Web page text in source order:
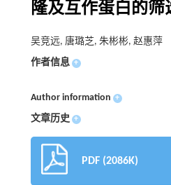
隆及互作蛋白的筛
吴竞远, 唐璐芝, 朱彬彬, 赵惠萍
作者信息 +
Author information +
文章历史 +
PDF (2086K)